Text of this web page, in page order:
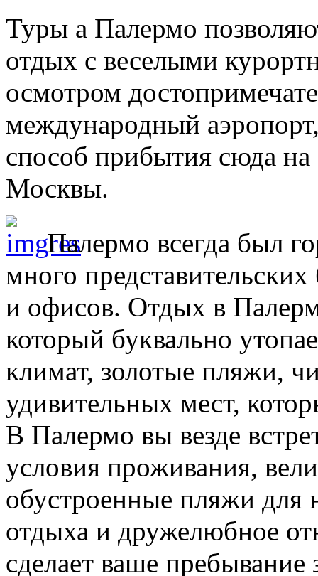
Туры а Палермо
отдых с веселыми
осмотром
международный
способ прибытия сюда
Москвы.
Палермо всегда был
много
и офисов. Отдых в
который буквально
климат, золотые пляжи,
удивительных мест,
В Палермо вы везде
условия проживания,
обустроенные пляжи для
отдыха и дружелюбное
сделает ваше